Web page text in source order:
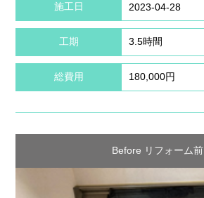
施工日 2023-04-28
工期 3.5時間
総費用 180,000円
Before リフォーム前